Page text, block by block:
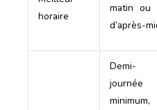
horaire
matin ou
d’après-
Demi-
journée
minimum,